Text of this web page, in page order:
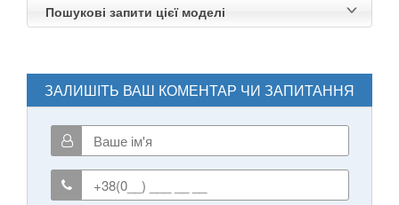
Пошукові запити цієї моделі
ЗАЛИШІТЬ ВАШ КОМЕНТАР ЧИ ЗАПИТАННЯ